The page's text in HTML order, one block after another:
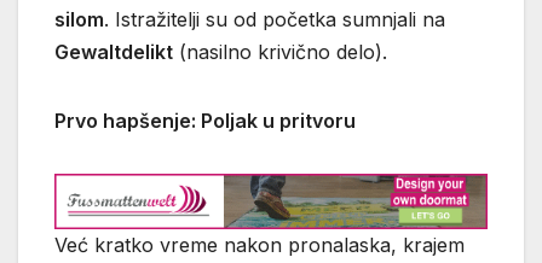
silom. Istražitelji su od početka sumnjali na
Gewaltdelikt (nasilno krivično delo).
Prvo hapšenje: Poljak u pritvoru
Već kratko vreme nakon pronalaska, krajem